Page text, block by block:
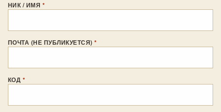
НИК / ИМЯ *
ПОЧТА (НЕ ПУБЛИКУЕТСЯ)*
КОД *